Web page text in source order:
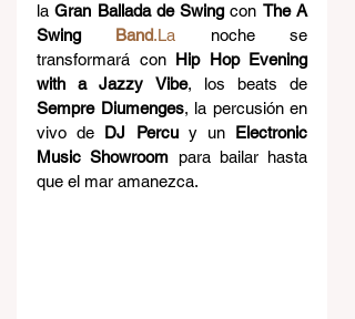
la Gran Ballada de Swing con The A
Swing Band.La noche se
transformará con Hip Hop Evening
with a Jazzy Vibe
Sempre Diumenges, la percusión en
vivo de DJ Percu y un Electronic
Music Showroom para bailar hasta
que el mar amanezca.